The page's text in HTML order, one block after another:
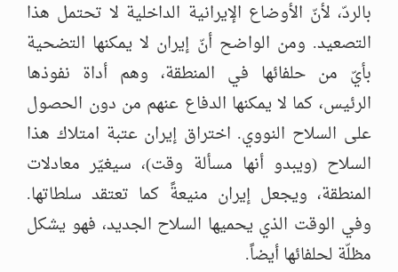
بالردّ، لأنّ الأوضاع الإيرانية الداخلية لا تحتمل هذا
التصعيد. ومن الواضح أنّ إيران لا يمكنها التضحية
بأيّ من حلفائها في المنطقة، وهم أداة نفوذها
الرئيس، كما لا يمكنها الدفاع عنهم من دون الحصول
على السلاح النووي. اختراق إيران عتبة امتلاك هذا
السلاح (ويبدو أنها مسألة وقت)، سيغيّر معادلات
المنطقة، ويجعل إيران منيعةً كما تعتقد سلطاتها.
وفي الوقت الذي يحميها السلاح الجديد، فهو يشكل
مظلّة لحلفائها أيضاً.